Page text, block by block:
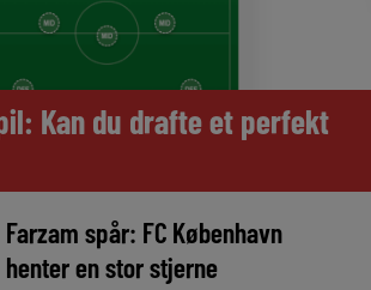
Kan du drafte et perfekt
Farzam spår: FC København
henter en stor stjerne